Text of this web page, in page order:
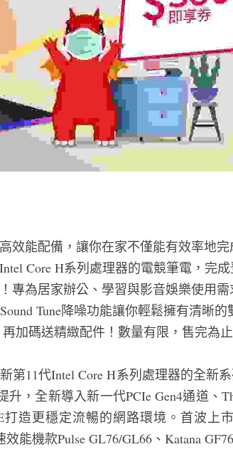
效能配備，讓你在家不僅能有效率地
Core H系列處理器的電競筆電，完成
專為居家辦公、學習與影音娛樂使用需
Tune降噪功能讓你輕鬆擁有清晰
加碼送精緻配件！數量有限，售完為止
第11代Intel Core H系列處理器的全新
升，全新導入新一代PCIe Gen4通道、
造更穩定流暢的網路環境。首波上
能機款Pulse GL76/GL66、Katana